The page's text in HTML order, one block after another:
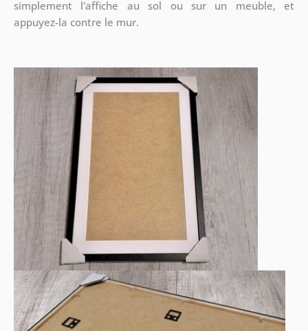
simplement l'affiche au sol ou sur un meuble, et
appuyez-la contre le mur.